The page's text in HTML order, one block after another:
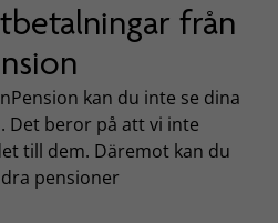
från
kan du inte se dina
Det beror på att vi inte
till dem. Däremot kan du
pensioner